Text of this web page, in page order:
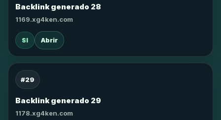
Backlink generado 28
1169.xg4ken.com
SI Abrir
#29
Backlink generado 29
1178.xg4ken.com